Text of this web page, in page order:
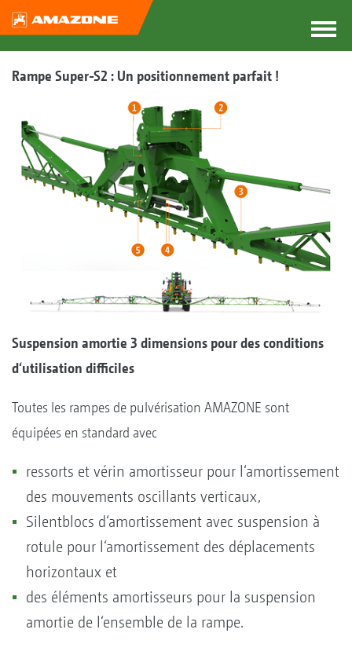
Rampe Super-S2 : Un positionnement parfait !
Suspension amortie 3 dimensions pour des conditions
d‘utilisation difficiles
Toutes les rampes de pulvérisation AMAZONE sont
équipées en standard avec
ressorts et vérin amortisseur pour l‘amortissement
des mouvements oscillants verticaux,
Silentblocs d‘amortissement avec suspension à
rotule pour l‘amortissement des déplacements
horizontaux et
des éléments amortisseurs pour la suspension
amortie de l‘ensemble de la rampe.